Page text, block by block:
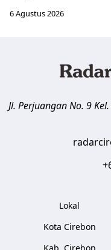
6 Agustus 2026
Jl. Perjuangan No. 9
Lokal
Kota Cirebon